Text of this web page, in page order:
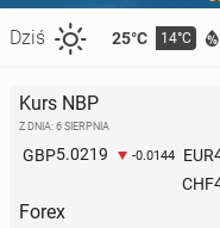
Dziś 25°C 14°C
Kurs NBP
Z DNIA: 6 SIERPNIA
GBP5.0219 -0.0144 EUR
CHF
Forex